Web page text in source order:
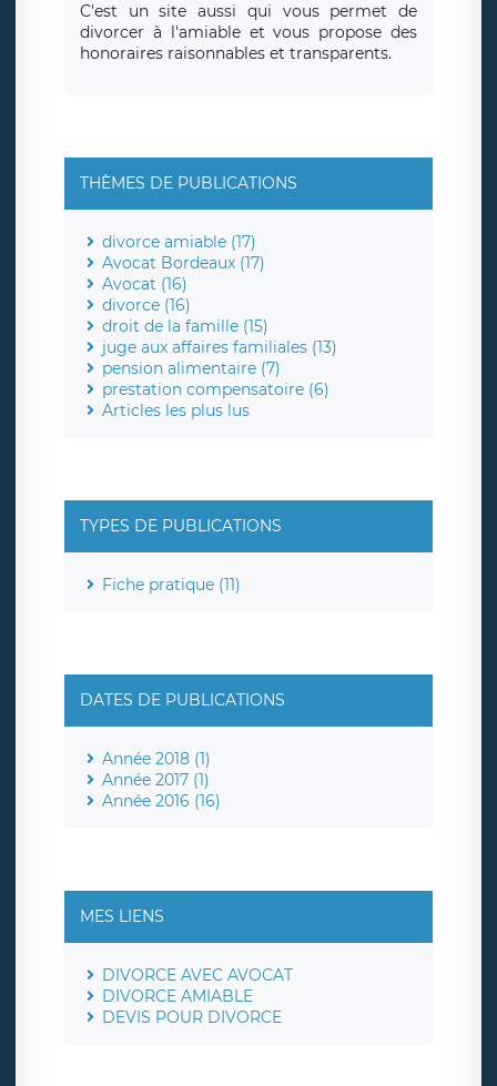
C'est un site aussi qui vous permet de
divorcer à l'amiable et vous propose des
honoraires raisonnables et transparents.
THÈMES DE PUBLICATIONS
divorce amiable (17)
Avocat Bordeaux (17)
Avocat (16)
divorce (16)
droit de la famille (15)
juge aux affaires familiales (13)
pension alimentaire (7)
prestation compensatoire (6)
Articles les plus lus
TYPES DE PUBLICATIONS
Fiche pratique (11)
DATES DE PUBLICATIONS
Année 2018 (1)
Année 2017 (1)
Année 2016 (16)
MES LIENS
DIVORCE AVEC AVOCAT
DIVORCE AMIABLE
DEVIS POUR DIVORCE